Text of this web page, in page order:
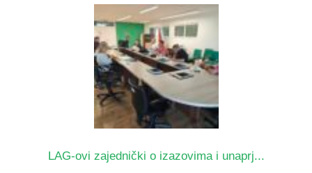
LAG-ovi zajednički o izazovima i unaprj...